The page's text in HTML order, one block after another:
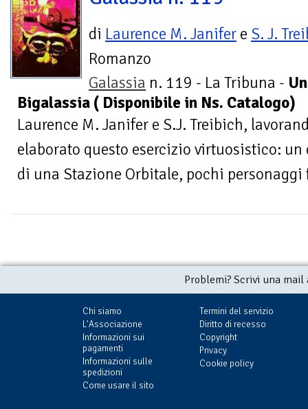
di Laurence M. Janifer e S. J.
Romanzo
Galassia n. 119 - La Tribuna -
Bigalassia ( Disponibile in Ns. Catalogo)
Laurence M. Janifer e S.J. Treibich,
elaborato questo esercizio virtuosistico:
di una Stazione Orbitale, pochi personaggi
Problemi? Scrivi una
Chi siamo
L'Associazione
Informazioni sui
pagamenti
Informazioni sulle
spedizioni
Come usare il sito
Termini del servizio
Diritto di recesso
Copyright
Privacy
Cookie policy